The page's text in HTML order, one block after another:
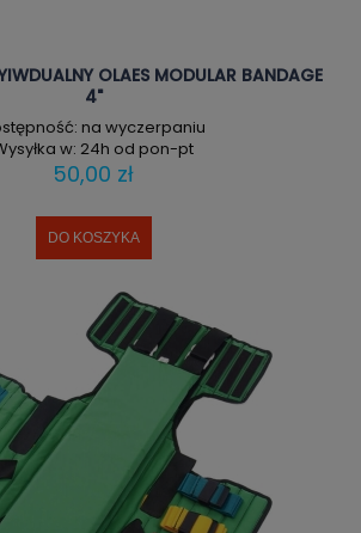
OLAES MODULAR BANDAGE
4"
na wyczerpaniu
w: 24h od pon-pt
50,00 zł
DO KOSZYKA